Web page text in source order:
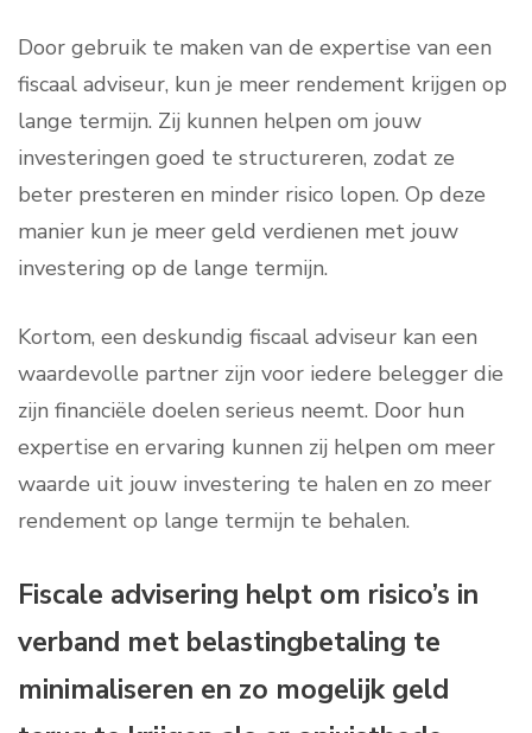
Door gebruik te maken van de expertise van een
fiscaal adviseur, kun je meer rendement krijgen op
lange termijn. Zij kunnen helpen om jouw
investeringen goed te structureren, zodat ze
beter presteren en minder risico lopen. Op deze
manier kun je meer geld verdienen met jouw
investering op de lange termijn.
Kortom, een deskundig fiscaal adviseur kan een
waardevolle partner zijn voor iedere belegger die
zijn financiële doelen serieus neemt. Door hun
expertise en ervaring kunnen zij helpen om meer
waarde uit jouw investering te halen en zo meer
rendement op lange termijn te behalen.
Fiscale advisering helpt om risico’s in
verband met belastingbetaling te
minimaliseren en zo mogelijk geld